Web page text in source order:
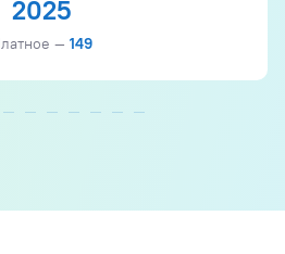
2025
— 149